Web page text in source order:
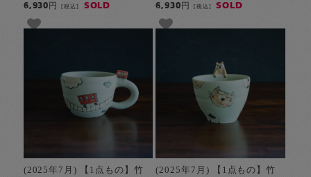
6,930円[税込] SOLD 6,930円 [税込] SOLD
(2025年7月) 【1点もの】竹
(2025年7月) 【1点もの】竹